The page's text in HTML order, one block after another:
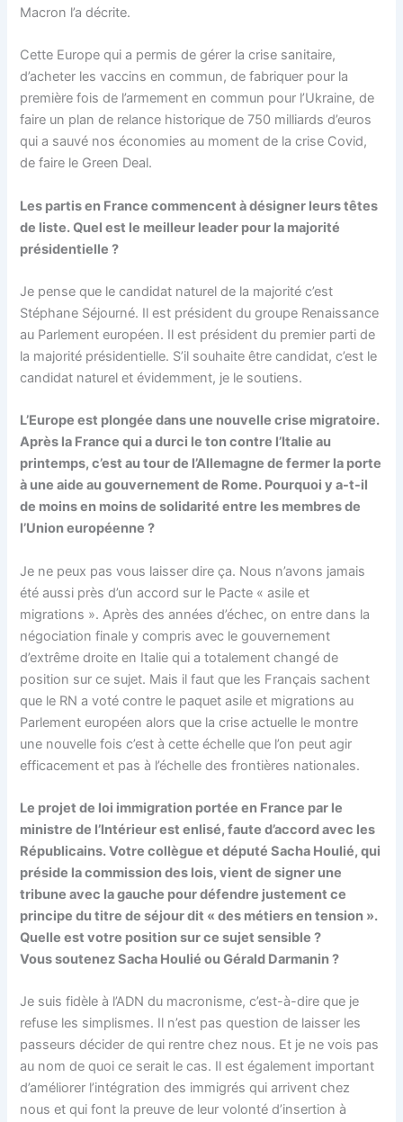
Macron l’a décrite.
Cette Europe qui a permis de gérer la crise sanitaire,
d’acheter les vaccins en commun, de fabriquer pour la
première fois de l’armement en commun pour l’Ukraine, de
faire un plan de relance historique de 750 milliards d’euros
qui a sauvé nos économies au moment de la crise Covid,
de faire le Green Deal.
Les partis en France commencent à désigner leurs têtes
de liste.Quel est le meilleur leader pour la majorité
présidentielle ?
Je pense que le candidat naturel de la majorité c’est
Stéphane Séjourné. Il est président du groupe Renaissance
au Parlement européen. Il est président du premier parti de
la majorité présidentielle. S’il souhaite être candidat, c’est le
candidat naturel et évidemment, je le soutiens.
L’Europe est plongée dans une nouvelle crise migratoire.
Après la France qui a durci le ton contre l’Italie au
printemps, c’est au tour de l’Allemagne de fermer la porte
à une aide au gouvernement de Rome. Pourquoi y a-t-il
de moins en moins de solidarité entre les membres de
l’Union européenne ?
Je ne peux pas vous laisser dire ça. Nous n’avons jamais
été aussi près d’un accord sur le Pacte « asile et
migrations ». Après des années d’échec, on entre dans la
négociation finale y compris avec le gouvernement
d’extrême droite en Italie qui a totalement changé de
position sur ce sujet. Mais il faut que les Français sachent
que le RN a voté contre le paquet asile et migrations au
Parlement européen alors que la crise actuelle le montre
une nouvelle fois c’est à cette échelle que l’on peut agir
efficacement et pas à l’échelle des frontières nationales.
Le projet de loi immigration portée en France par le
ministre de l’Intérieur est enlisé, faute d’accord avec les
Républicains. Votre collègue et député Sacha Houlié, qui
préside la commission des lois, vient de signer une
tribune avec la gauche pour défendre justement ce
principe du titre de séjour dit « des métiers en tension ».
Quelle est votre position sur ce sujet sensible ?
Vous soutenez Sacha Houlié ou Gérald Darmanin ?
Je suis fidèle à l’ADN du macronisme, c’est-à-dire que je
refuse les simplismes. Il n’est pas question de laisser les
passeurs décider de qui rentre chez nous. Et je ne vois pas
au nom de quoi ce serait le cas. Il est également important
d’améliorer l’intégration des immigrés qui arrivent chez
nous et qui font la preuve de leur volonté d’insertion à